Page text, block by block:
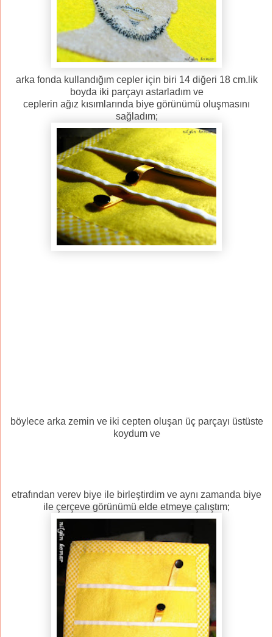
arka fonda kullandığım cepler için biri 14 diğeri 18 cm.lik
boyda iki parçayı astarladım ve
ceplerin ağız kısımlarında biye görünümü oluşmasını
sağladım;
böylece arka zemin ve iki cepten oluşan üç parçayı üstüste
koydum ve
etrafından verev biye ile birleştirdim ve aynı zamanda biye
ile çerçeve görünümü elde etmeye çalıştım;